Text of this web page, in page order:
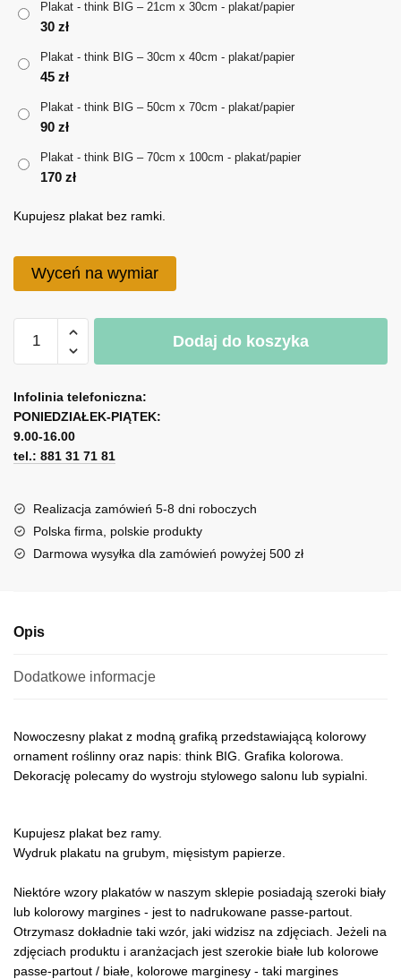
18 zł
Plakat - think BIG – 21cm x 30cm - plakat/papier
30 zł
Plakat - think BIG – 30cm x 40cm - plakat/papier
45 zł
Plakat - think BIG – 50cm x 70cm - plakat/papier
90 zł
Plakat - think BIG – 70cm x 100cm - plakat/papier
170 zł
Kupujesz plakat bez ramki.
Wyceń na wymiar
Plakat
think
BIG
Dodaj do koszyka
l
t
e
r
a
t
i
Infolinia telefoniczna:
PONIEDZIAŁEK-PIĄTEK:
9.00-16.00
tel.: 881 31 71 81
Realizacja zamówień 5-8 dni roboczych
Polska firma, polskie produkty
Darmowa wysyłka dla zamówień powyżej 500 zł
Opis
Dodatkowe informacje
Nowoczesny plakat z modną grafiką przedstawiającą kolorowy
ornament roślinny oraz napis: think BIG. Grafika kolorowa.
Dekorację polecamy do wystroju stylowego salonu lub sypialni.
Kupujesz plakat bez ramy.
Wydruk plakatu na grubym, mięsistym papierze.
Niektóre wzory plakatów w naszym sklepie posiadają szeroki biały
lub kolorowy margines - jest to nadrukowane passe-partout.
Otrzymasz dokładnie taki wzór, jaki widzisz na zdjęciach. Jeżeli na
zdjęciach produktu i aranżacjach jest szerokie białe lub kolorowe
passe-partout / białe, kolorowe marginesy - taki margines